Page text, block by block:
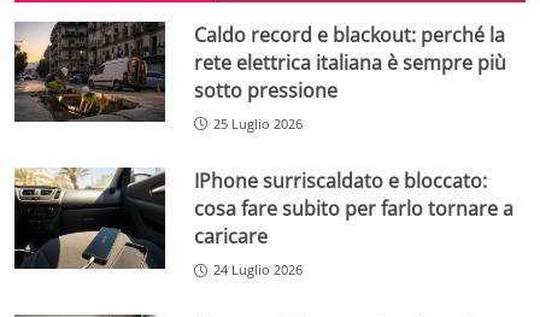
Caldo record e blackout: perché la
rete elettrica italiana è sempre più
sotto pressione
25 Luglio 2026
IPhone surriscaldato e bloccato:
cosa fare subito per farlo tornare a
caricare
24 Luglio 2026